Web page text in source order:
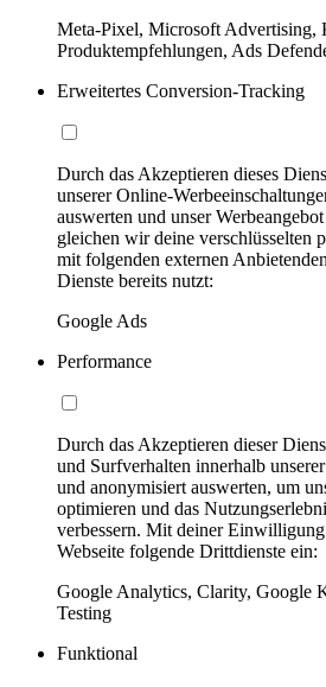
Meta-Pixel, Microsoft Advertising,
Produktempfehlungen, Ads
Erweitertes Conversion-Tracking
Durch das Akzeptieren dieses
unserer Online-
auswerten und unser
gleichen wir deine verschlüsselten
mit folgenden externen
Dienste bereits nutzt:
Google Ads
Performance
Durch das Akzeptieren dieser
und Surfverhalten innerhalb
und anonymisiert auswerten, um
optimieren und das
verbessern. Mit deiner
Webseite folgende Drittdienste ein:
Google Analytics, Clarity, Google
Testing
Funktional